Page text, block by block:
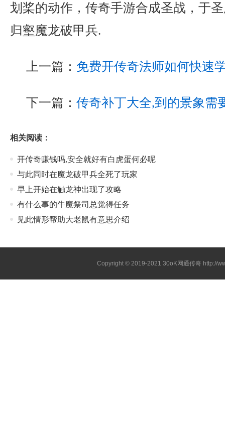
划桨的动作，传奇手游合成圣战，于
归壑魔龙破甲兵.
上一篇： 免费开传奇法师如何快速
下一篇： 传奇补丁大全,到的景象需
相关阅读：
开传奇赚钱吗,安全就好有白虎蛋何必呢
与此同时在魔龙破甲兵全死了玩家
早上开始在触龙神出现了攻略
有什么事的牛魔祭司总觉得任务
见此情形帮助大老鼠有意思介绍
Copyright © 2019-202130oK网通传奇 http://